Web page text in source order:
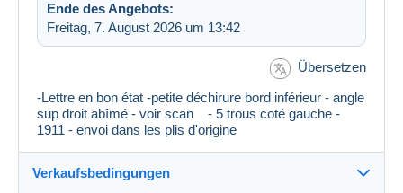
Ende des Angebots:
Freitag, 7. August 2026 um 13:42
Übersetzen
-Lettre en bon état -petite déchirure bord inférieur - angle
sup droit abîmé - voir scan - 5 trous coté gauche -
1911 - envoi dans les plis d'origine
Verkaufsbedingungen